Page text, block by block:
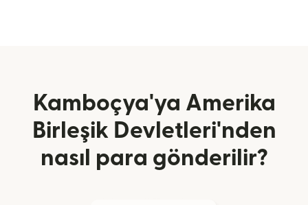
Kamboçya'ya Amerika
Birleşik Devletleri'nden
nasıl para gönderilir?